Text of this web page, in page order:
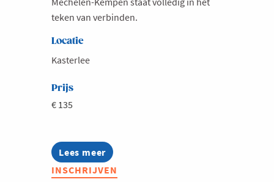
teken van verbinden.
Locatie
Kasterlee
Prijs
€ 135
Lees meer
about
Voka
Réveillon
INSCHRIJVEN